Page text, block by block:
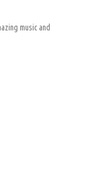
music and